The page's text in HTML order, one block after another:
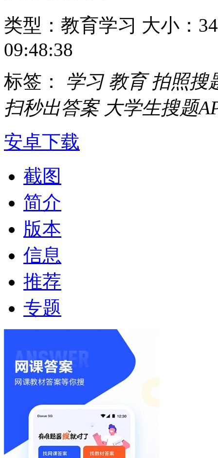
类型：教育学习 大小：
09:48:38
标签： 学习 教育 拍照搜
扫秒出答案 大学生搜题
安卓下载
截图
简介
版本
信息
推荐
专题